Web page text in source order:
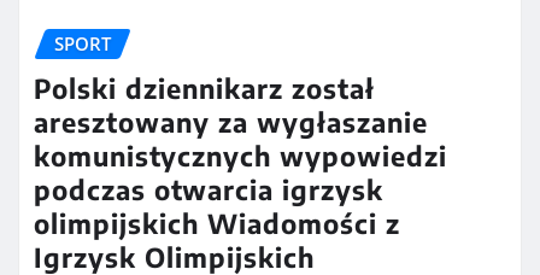
SPORT
Polski dziennikarz został
aresztowany za wygłaszanie
komunistycznych wypowiedzi
podczas otwarcia igrzysk
olimpijskich Wiadomości z
Igrzysk Olimpijskich